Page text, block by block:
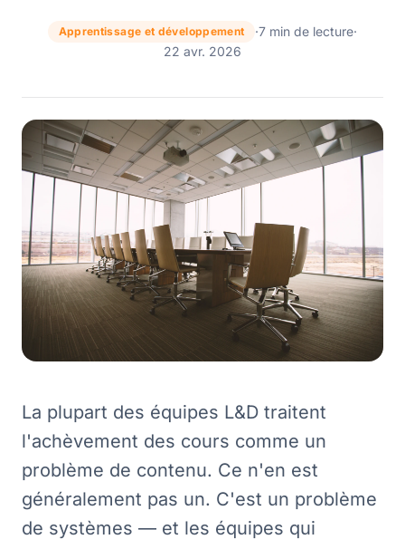
Apprentissage et développement ·7 min de lecture·
22 avr. 2026
La plupart des équipes L&D traitent
l'achèvement des cours comme un
problème de contenu. Ce n'en est
généralement pas un. C'est un problème
de systèmes — et les équipes qui